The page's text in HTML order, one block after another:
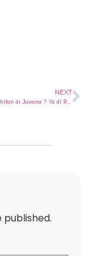
NEXT
Cari Klinik Khitan di Juwana ? Ya di Rumah Sunat Semarang
published.